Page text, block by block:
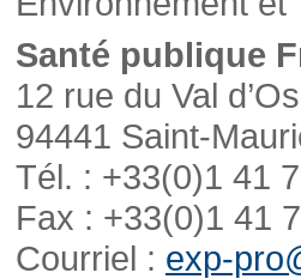
Santé publique
12 rue du Val
94441 Saint-
Tél. : +33(0)1 41
Fax : +33(0)1 41
Courriel : exp-